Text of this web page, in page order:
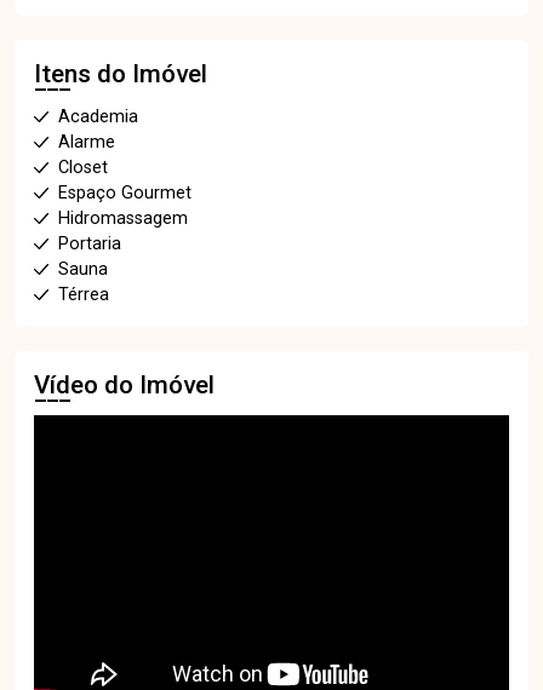
Itens do Imóvel
Academia
Alarme
Closet
Espaço Gourmet
Hidromassagem
Portaria
Sauna
Térrea
Vídeo do Imóvel